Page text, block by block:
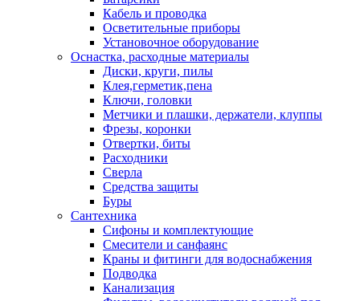
Кабель и проводка
Осветительные приборы
Установочное оборудование
Оснастка, расходные материалы
Диски, круги, пилы
Клея,герметик,пена
Ключи, головки
Метчики и плашки, держатели, клуппы
Фрезы, коронки
Отвертки, биты
Расходники
Сверла
Средства защиты
Буры
Сантехника
Сифоны и комплектующие
Смесители и санфаянс
Краны и фитинги для водоснабжения
Подводка
Канализация